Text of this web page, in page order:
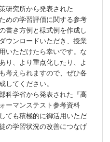
研究所から発表された
めの学習評価に関する参考
書き方例と様式例を作成し
ウンロードいただき、授業
いただけたら幸いです。な
り、より重点化したり、よ
考えられますので、ぜひ各
てください。
科学省から発表された『高
ーマンステスト参考資料
ても積極的に御活用いただ
の学習状況の改善につなげ